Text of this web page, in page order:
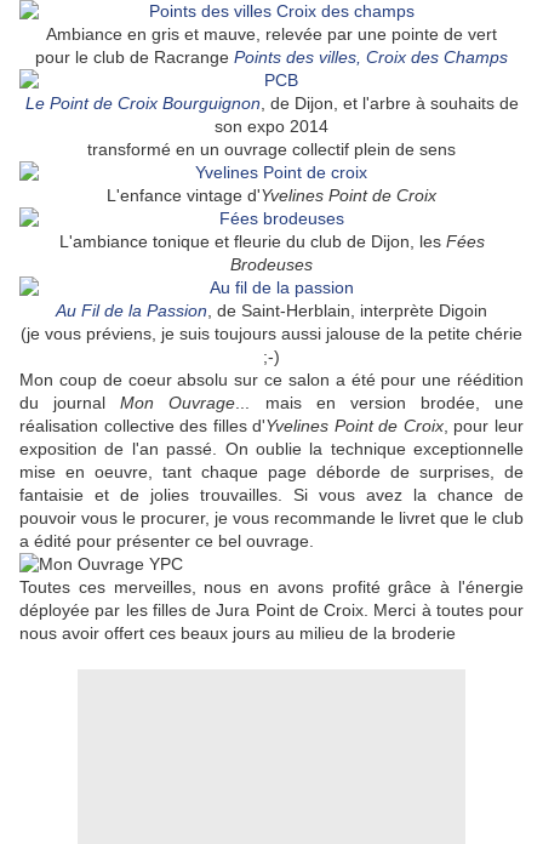
Ambiance en gris et mauve, relevée par une pointe de vert
pour le club de Racrange Points des villes, Croix des Champs
Le Point de Croix Bourguignon , de Dijon, et l'arbre à souhaits de
son expo 2014
transformé en un ouvrage collectif plein de sens
L'enfance vintage d'Yvelines Point de Croix
L'ambiance tonique et fleurie du club de Dijon, les Fées
Brodeuses
Au Fil de la Passion , de Saint-Herblain, interprète Digoin
(je vous préviens, je suis toujours aussi jalouse de la petite chérie
;-)
Mon coup de coeur absolu sur ce salon a été pour une réédition
du journalMon Ouvrage ... mais en version brodée, une
réalisation collective des filles d'Yvelines Point de Croix, pour leur
exposition de l'an passé. On oublie la technique exceptionnelle
mise en oeuvre, tant chaque page déborde de surprises, de
fantaisie et de jolies trouvailles. Si vous avez la chance de
pouvoir vous le procurer, je vous recommande le livret que le club
a édité pour présenter ce bel ouvrage.
Toutes ces merveilles, nous en avons profité grâce à l'énergie
déployée par les filles de Jura Point de Croix. Merci à toutes pour
nous avoir offert ces beaux jours au milieu de la broderie